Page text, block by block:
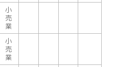
小
売
業
小
売
業